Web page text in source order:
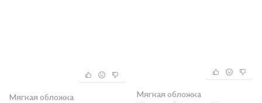
Мягкая обложка Мягкая обложка